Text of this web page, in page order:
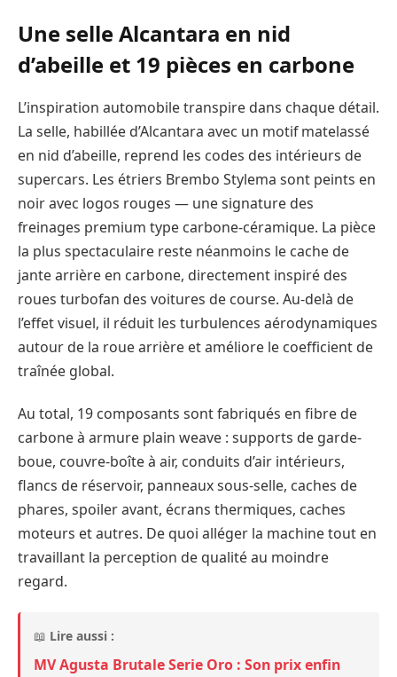
Une selle Alcantara en nid
d’abeille et 19 pièces en carbone
L’inspiration automobile transpire dans chaque détail.
La selle, habillée d’Alcantara avec un motif matelassé
en nid d’abeille, reprend les codes des intérieurs de
supercars. Les étriers Brembo Stylema sont peints en
noir avec logos rouges — une signature des
freinages premium type carbone-céramique. La pièce
la plus spectaculaire reste néanmoins le cache de
jante arrière en carbone, directement inspiré des
roues turbofan des voitures de course. Au-delà de
l’effet visuel, il réduit les turbulences aérodynamiques
autour de la roue arrière et améliore le coefficient de
traînée global.
Au total, 19 composants sont fabriqués en fibre de
carbone à armure plain weave : supports de garde-
boue, couvre-boîte à air, conduits d’air intérieurs,
flancs de réservoir, panneaux sous-selle, caches de
phares, spoiler avant, écrans thermiques, caches
moteurs et autres. De quoi alléger la machine tout en
travaillant la perception de qualité au moindre
regard.
📖 Lire aussi :
MV Agusta Brutale Serie Oro : Son prix enfin